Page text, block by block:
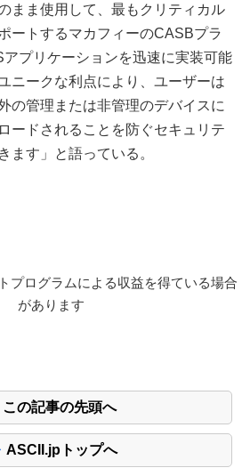
まま使用して、最もクリティカル
ートするマカフィーのCASBプラ
プリケーションを迅速に実装可能
ニークな利点により、ユーザーは
の管理または非管理のデバイスに
ードされることを防ぐセキュリテ
ます」と語っている。
プログラムによる収益を得ている場合
があります
この記事の先頭へ
ASCII.jpトップへ